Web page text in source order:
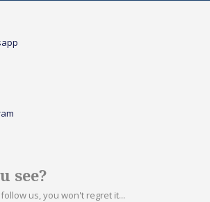
see?
us, you won't regret it...